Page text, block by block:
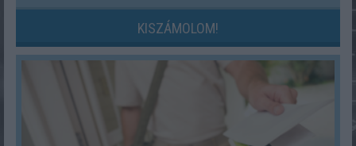
KISZÁMOLOM!